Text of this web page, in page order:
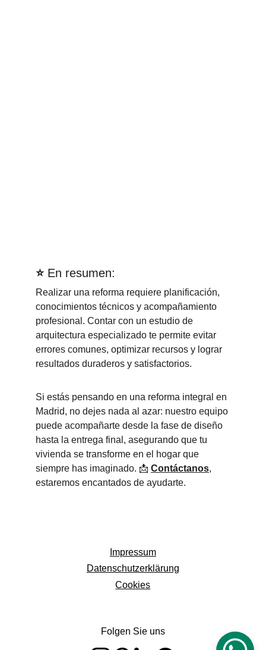
⭐ En resumen:
Realizar una reforma requiere planificación,
conocimientos técnicos y acompañamiento
profesional. Contar con un estudio de
arquitectura especializado te permite evitar
errores comunes, optimizar recursos y lograr
resultados duraderos y satisfactorios.
Si estás pensando en una reforma integral en
Madrid, no dejes nada al azar: nuestro equipo
puede acompañarte desde la fase de diseño
hasta la entrega final, asegurando que tu
vivienda se transforme en el hogar que
siempre has imaginado. 📩 Contáctanos,
estaremos encantados de ayudarte.
Impressum
Folgen Sie uns
Datenschutzerklärung
Cookies